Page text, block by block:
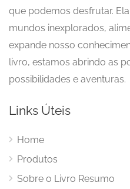
que podemos desfrutar.
mundos inexplorados,
expande nosso
livro, estamos abrindo as
possibilidades e aventuras.
Links Úteis
Home
Produtos
Sobre o Livro Resumo